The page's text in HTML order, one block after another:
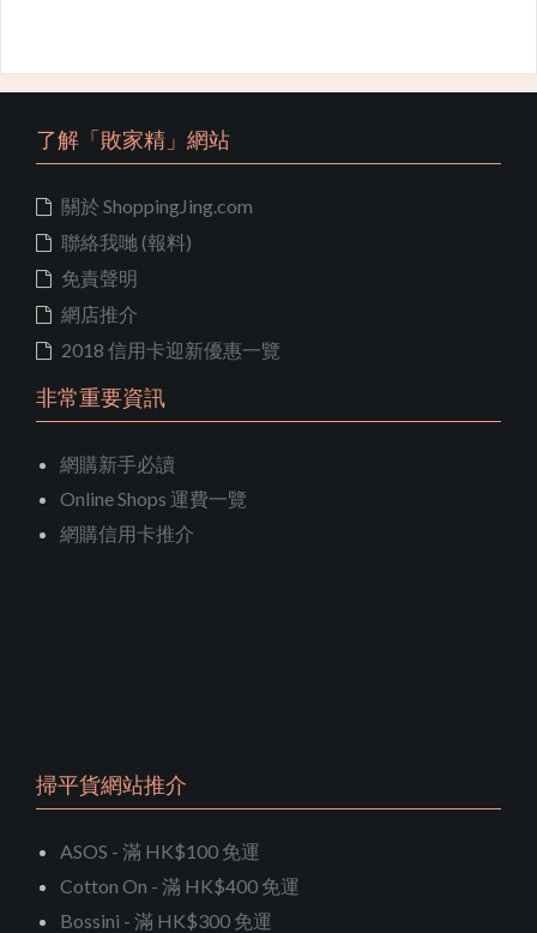
了解「敗家精」網站
關於 ShoppingJing.com
聯絡我哋 (報料)
免責聲明
網店推介
2018 信用卡迎新優惠一覽
非常重要資訊
網購新手必讀
Online Shops 運費一覽
網購信用卡推介
掃平貨網站推介
ASOS - 滿 HK$100 免運
Cotton On - 滿 HK$400 免運
Bossini - 滿 HK$300 免運